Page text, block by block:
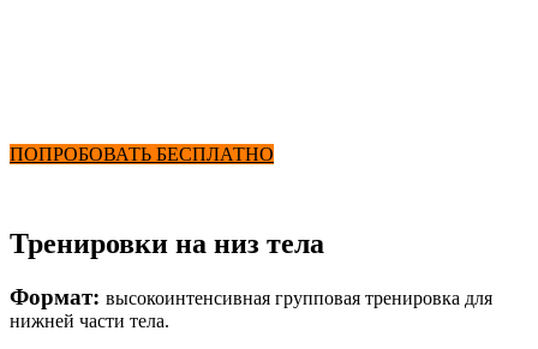
ПОПРОБОВАТЬ БЕСПЛАТНО
Тренировки на низ тела
Формат: высокоинтенсивная групповая тренировка для
нижней части тела.